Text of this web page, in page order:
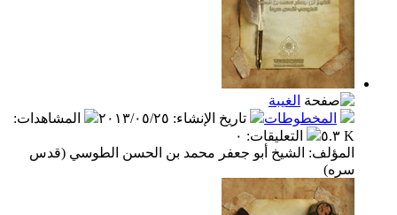
الغيبة
المخطوطات
تاريخ الإنشاء: ٢٠١٣/٠٥/٢٥ المشاهدات:
٥.٣ K
التعليقات: ٠
المؤلف: الشيخ أبو جعفر محمد بن الحسن الطوسي (قدس
سره)